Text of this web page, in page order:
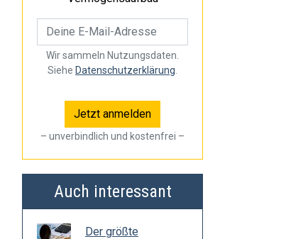
Wir sammeln Nutzungsdaten.
Siehe Datenschutzerklärung
– unverbindlich und kostenfrei –
Auch interessant
Der größte